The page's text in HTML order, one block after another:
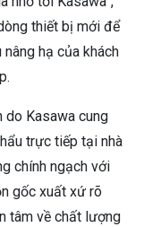
thiết bị mới để
hạ của khách
do Kasawa cung
trực tiếp tại nhà
chính ngạch với
gốc xuất xứ rõ
tâm về chất lượng